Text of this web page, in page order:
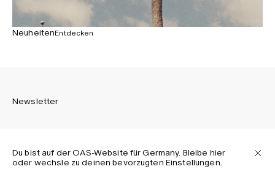
NeuheitenEntdecken
Newsletter
Du bist auf der OAS-Website für Germany. Bleibe hier
oder wechsle zu deinen bevorzugten Einstellungen.